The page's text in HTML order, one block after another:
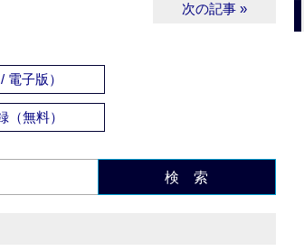
次の記事 »
子版）
（無料）
検 索